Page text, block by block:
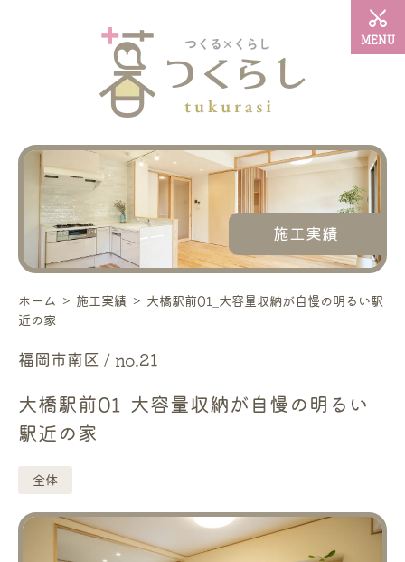
MENU
施工実績
ホーム ＞ 施工実績 ＞ 大橋駅前01_大容量収納が自慢の明るい駅
近の家
福岡市南区 / no.21
大橋駅前01_大容量収納が自慢の明るい
駅近の家
全体